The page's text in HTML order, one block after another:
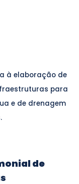
à elaboração de
para
e de drenagem
de